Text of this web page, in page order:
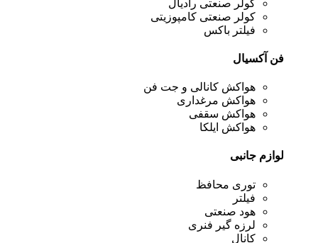
کولر صنعتی رادیال
کولر صنعتی کامپوزیتی
فیلتر باکس
فن آکسیال
هواکش کانالی و جت فن
هواکش مرغداری
هواکش سقفی
هواکش ایلکا
لوازم جانبی
توری محافظ
فیلتر
هود صنعتی
لرزه گیر فنری
کانال